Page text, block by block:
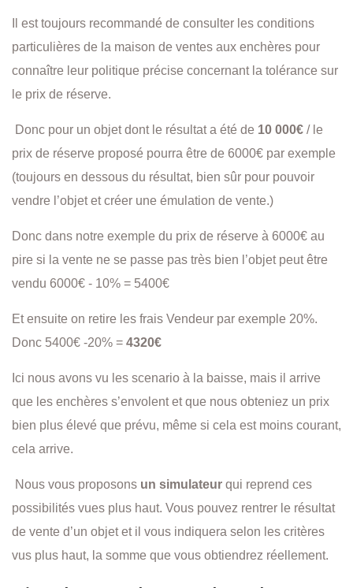
Il est toujours recommandé de consulter les conditions
particulières de la maison de ventes aux enchères pour
connaître leur politique précise concernant la tolérance sur
le prix de réserve.
Donc pour un objet dont le résultat a été de 10 000€ / le
prix de réserve proposé pourra être de 6000€ par exemple
(toujours en dessous du résultat, bien sûr pour pouvoir
vendre l’objet et créer une émulation de vente.)
Donc dans notre exemple du prix de réserve à 6000€ au
pire si la vente ne se passe pas très bien l’objet peut être
vendu 6000€ - 10% = 5400€
Et ensuite on retire les frais Vendeur par exemple 20%.
Donc 5400€ -20% = 4320€
Ici nous avons vu les scenario à la baisse, mais il arrive
que les enchères s’envolent et que nous obteniez un prix
bien plus élevé que prévu, même si cela est moins courant,
cela arrive.
Nous vous proposons un simulateur qui reprend ces
possibilités vues plus haut. Vous pouvez rentrer le résultat
de vente d’un objet et il vous indiquera selon les critères
vus plus haut, la somme que vous obtiendrez réellement.